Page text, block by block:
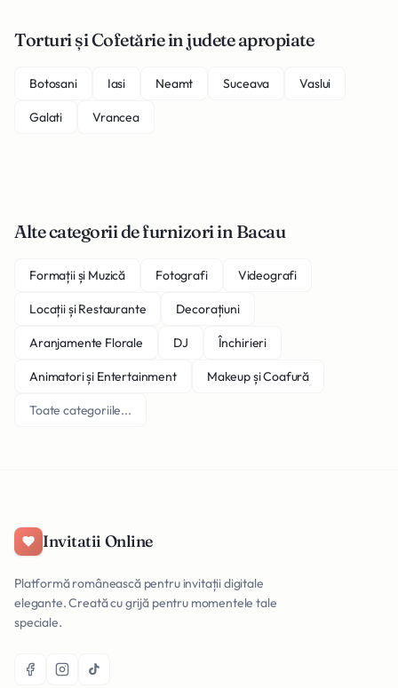
Torturi și Cofetărie in judete apropiate
Botosani Iasi Neamt Suceava Vaslui
Galati Vrancea
Alte categorii de furnizori in Bacau
Formații și Muzică Fotografi Videografi
Locații și Restaurante Decorațiuni
Aranjamente Florale DJ Închirieri
Animatori și Entertainment Makeup și Coafură
Toate categoriile...
Invitatii Online
Platformă românească pentru invitații digitale
elegante. Creată cu grijă pentru momentele tale
speciale.